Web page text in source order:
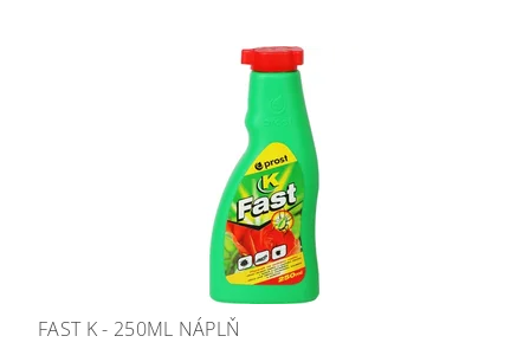
FAST K - 250ML NÁPLŇ